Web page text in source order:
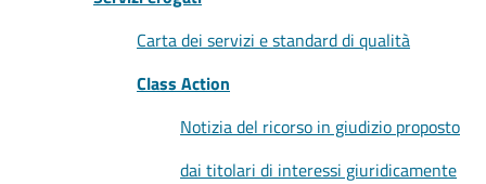
Carta dei servizi e standard di qualità
Class Action
Notizia del ricorso in giudizio proposto
dai titolari di interessi giuridicamente